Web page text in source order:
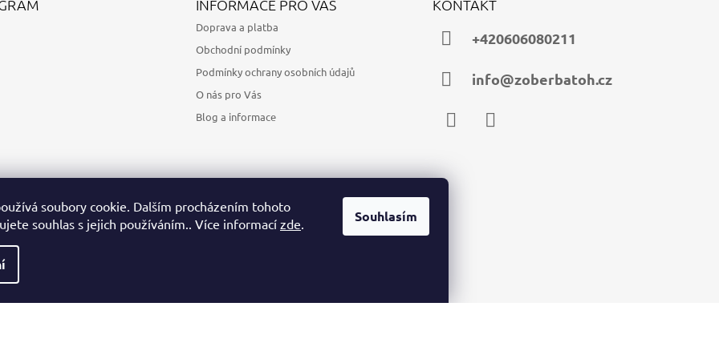
soubory cookie. Dalším procházením tohoto
souhlas s jejich používáním.. Více informací zde. Souhlasím
Sledovat na Instagramu
INFORMACE PRO VÁS
Doprava a platba
Obchodní podmínky
Podmínky ochrany osobních údajů
O nás pro Vás
Blog a informace
KONTAKT
+420606080211
info@zoberbatoh.cz